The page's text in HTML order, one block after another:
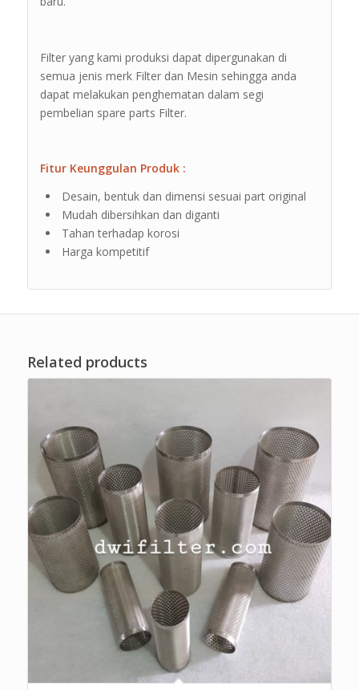
Filter yang kami produksi dapat dipergunakan di
semua jenis merk Filter dan Mesin sehingga anda
dapat melakukan penghematan dalam segi
pembelian spare parts Filter.
Fitur Keunggulan Produk :
Desain, bentuk dan dimensi sesuai part original
Mudah dibersihkan dan diganti
Tahan terhadap korosi
Harga kompetitif
Related products